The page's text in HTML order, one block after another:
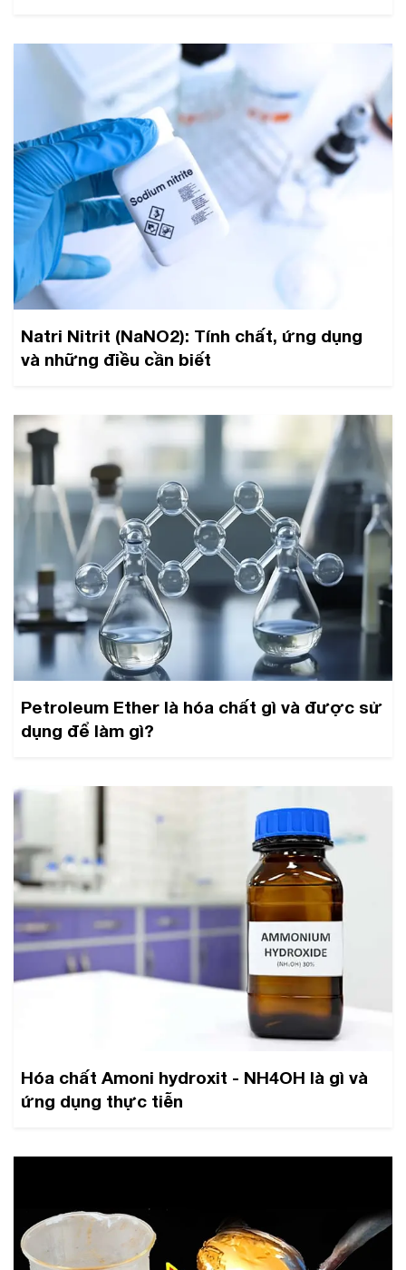
Natri Nitrit (NaNO2): Tính chất, ứng dụng
và những điều cần biết
Petroleum Ether là hóa chất gì và được sử
dụng để làm gì?
Hóa chất Amoni hydroxit - NH4OH là gì và
ứng dụng thực tiễn